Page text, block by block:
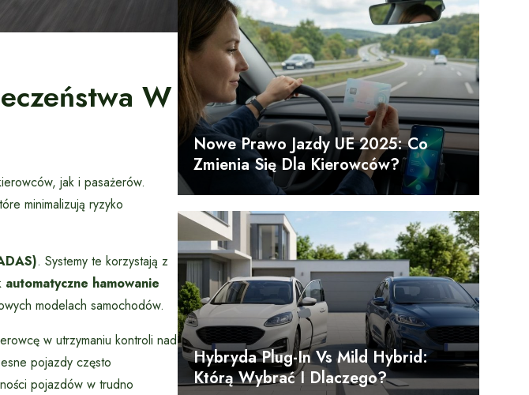
W
jak i pasażerów.
minimalizują ryzyko
. Systemy te korzystają z
automatyczne hamowanie
modelach samochodów.
w utrzymaniu kontroli nad
pojazdy często
pojazdów w trudno
Nowe Prawo Jazdy UE 2025: Co
Zmienia Się Dla Kierowców?
Hybryda Plug-In Vs Mild Hybrid:
Którą Wybrać I Dlaczego?